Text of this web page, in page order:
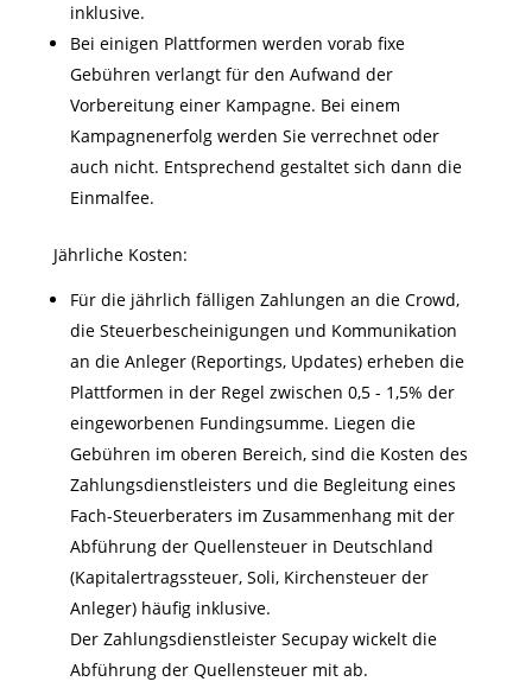
inklusive.
Bei einigen Plattformen werden vorab fixe
Gebühren verlangt für den Aufwand der
Vorbereitung einer Kampagne. Bei einem
Kampagnenerfolg werden Sie verrechnet oder
auch nicht. Entsprechend gestaltet sich dann die
Einmalfee.
Jährliche Kosten:
Für die jährlich fälligen Zahlungen an die Crowd,
die Steuerbescheinigungen und Kommunikation
an die Anleger (Reportings, Updates) erheben die
Plattformen in der Regel zwischen 0,5 - 1,5% der
eingeworbenen Fundingsumme. Liegen die
Gebühren im oberen Bereich, sind die Kosten des
Zahlungsdienstleisters und die Begleitung eines
Fach-Steuerberaters im Zusammenhang mit der
Abführung der Quellensteuer in Deutschland
(Kapitalertragssteuer, Soli, Kirchensteuer der
Anleger) häufig inklusive.
Der Zahlungsdienstleister Secupay wickelt die
Abführung der Quellensteuer mit ab.